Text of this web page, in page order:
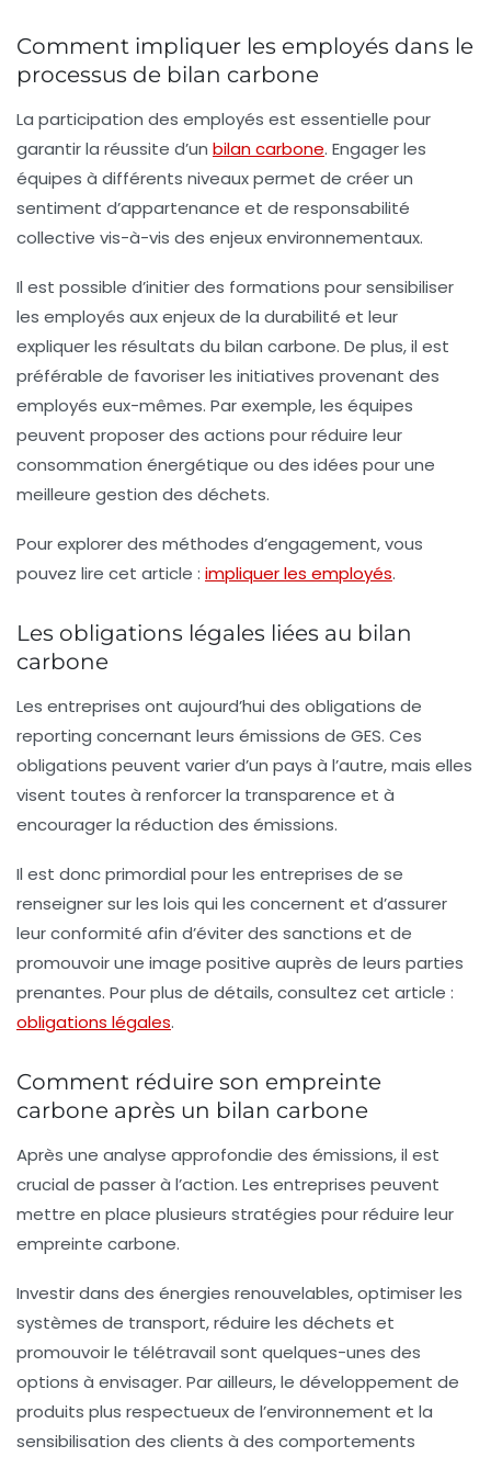
Comment impliquer les employés dans le
processus de bilan carbone
La participation des employés est essentielle pour
garantir la réussite d’un bilan carbone. Engager les
équipes à différents niveaux permet de créer un
sentiment d’appartenance et de responsabilité
collective vis-à-vis des enjeux environnementaux.
Il est possible d’initier des formations pour sensibiliser
les employés aux enjeux de la durabilité et leur
expliquer les résultats du bilan carbone. De plus, il est
préférable de favoriser les initiatives provenant des
employés eux-mêmes. Par exemple, les équipes
peuvent proposer des actions pour réduire leur
consommation énergétique ou des idées pour une
meilleure gestion des déchets.
Pour explorer des méthodes d’engagement, vous
pouvez lire cet article : impliquer les employés.
Les obligations légales liées au bilan
carbone
Les entreprises ont aujourd’hui des obligations de
reporting concernant leurs émissions de GES. Ces
obligations peuvent varier d’un pays à l’autre, mais elles
visent toutes à renforcer la transparence et à
encourager la réduction des émissions.
Il est donc primordial pour les entreprises de se
renseigner sur les lois qui les concernent et d’assurer
leur conformité afin d’éviter des sanctions et de
promouvoir une image positive auprès de leurs parties
prenantes. Pour plus de détails, consultez cet article :
obligations légales.
Comment réduire son empreinte
carbone après un bilan carbone
Après une analyse approfondie des émissions, il est
crucial de passer à l’action. Les entreprises peuvent
mettre en place plusieurs stratégies pour réduire leur
empreinte carbone.
Investir dans des énergies renouvelables, optimiser les
systèmes de transport, réduire les déchets et
promouvoir le télétravail sont quelques-unes des
options à envisager. Par ailleurs, le développement de
produits plus respectueux de l’environnement et la
sensibilisation des clients à des comportements